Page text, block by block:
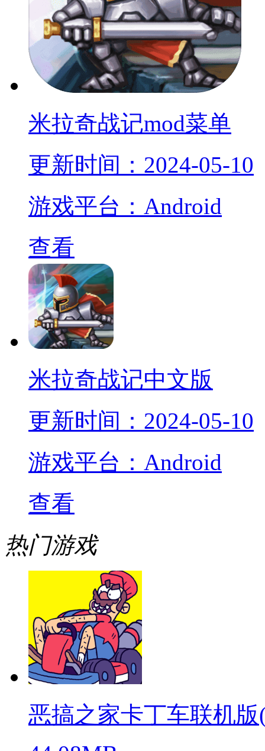
米拉奇战记mod菜单
更新时间：2024-05-10
游戏平台：Android
查看
米拉奇战记中文版
更新时间：2024-05-10
游戏平台：Android
查看
热门游戏
恶搞之家卡丁车联机版